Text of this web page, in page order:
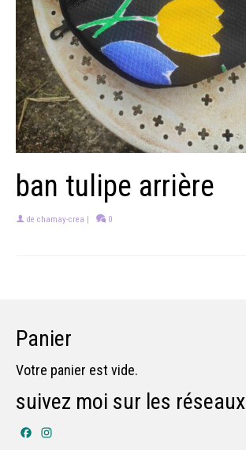
ban tulipe arrière
de chamay-crea | 0
Panier
Votre panier est vide.
suivez moi sur les réseaux
Facebook